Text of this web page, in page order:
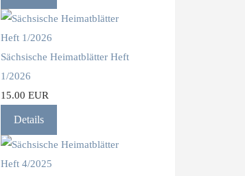
Sächsische Heimatblätter Heft
1/2026
15.00 EUR
Details